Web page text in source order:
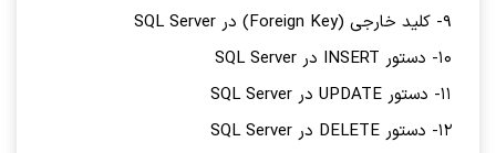
9- کلید خارجی (Foreign Key) در SQL Server
10- دستور INSERT در SQL Server
11- دستور UPDATE در SQL Server
12- دستور DELETE در SQL Server